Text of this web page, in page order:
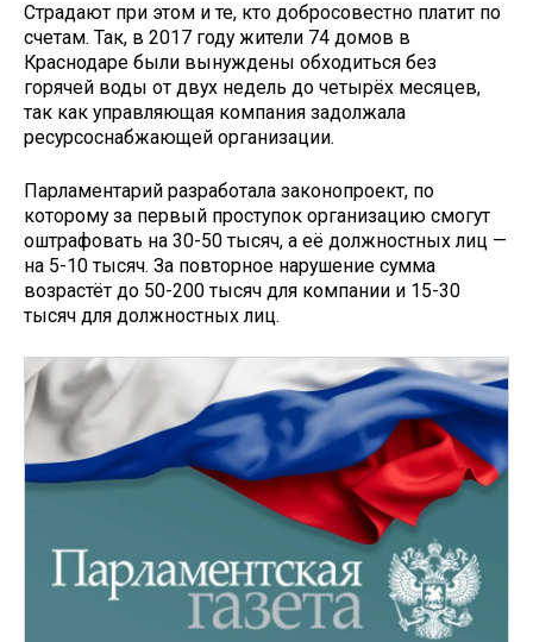
Страдают при этом и те, кто добросовестно платит по
счетам. Так, в 2017 году жители 74 домов в
Краснодаре были вынуждены обходиться без
горячей воды от двух недель до четырёх месяцев,
так как управляющая компания задолжала
ресурсоснабжающей организации.
Парламентарий разработала законопроект, по
которому за первый проступок организацию смогут
оштрафовать на 30-50 тысяч, а её должностных лиц —
на 5-10 тысяч. За повторное нарушение сумма
возрастёт до 50-200 тысяч для компании и 15-30
тысяч для должностных лиц.